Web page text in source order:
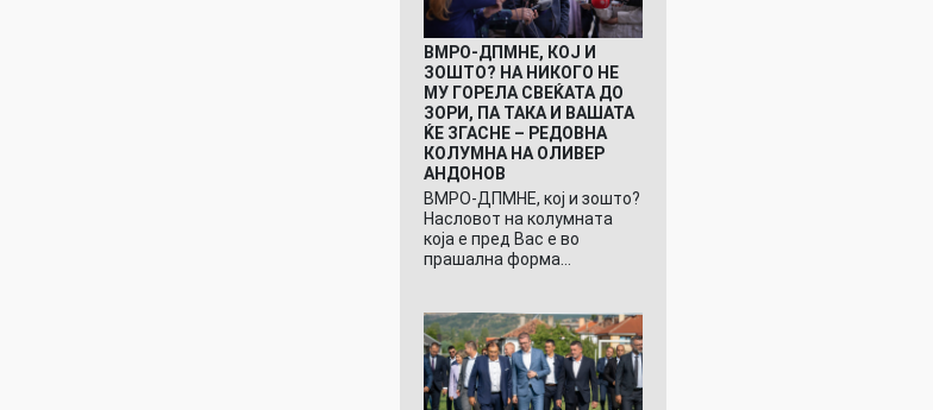
ВМРО-ДПМНЕ, КОЈ И
ЗОШТО? НА НИКОГО НЕ
МУ ГОРЕЛА СВЕЌАТА ДО
ЗОРИ, ПА ТАКА И ВАШАТА
ЌЕ ЗГАСНЕ – РЕДОВНА
КОЛУМНА НА ОЛИВЕР
АНДОНОВ
ВМРО-ДПМНЕ, кој и зошто?
Насловот на колумната
која е пред Вас е во
прашална форма…